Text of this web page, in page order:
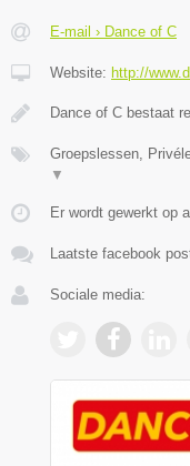
E-mail › Dance of C
Website: http://
Dance of C bestaat
Groepslessen,
▼
Er wordt gewerkt op
Laatste facebook
Sociale media: